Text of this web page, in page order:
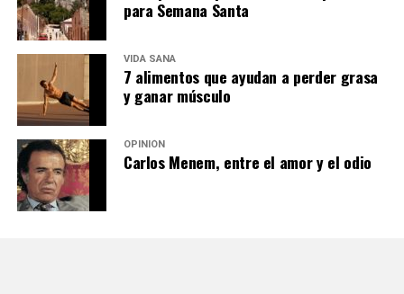
para Semana Santa
VIDA SANA
7 alimentos que ayudan a perder grasa
y ganar músculo
OPINIÓN
Carlos Menem, entre el amor y el odio